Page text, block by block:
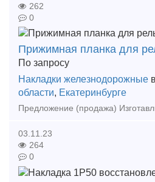
262
0
Прижимная планка для
По запросу
Накладки железнодорожные в
области, Екатеринбурге
03.11.23
264
0